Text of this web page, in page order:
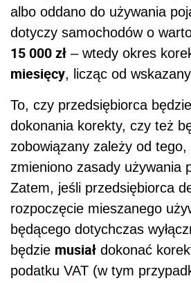
albo oddano do używania
dotyczy samochodów o
15 000 zł – wtedy okres
miesięcy, licząc od
To, czy przedsiębiorca
dokonania korekty, czy też
zobowiązany zależy od tego,
zmieniono zasady używania
Zatem, jeśli przedsiębiorca
rozpoczęcie mieszanego
będącego dotychczas
będzie musiał dokonać
podatku VAT (w tym